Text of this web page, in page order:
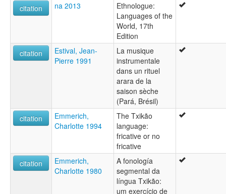
citation
na 2013
Ethnologue:
Languages of the
World, 17th
Edition
citation
Estival, Jean-
Pierre 1991
La musique
instrumentale
dans un rituel
arara de la
saison sèche
(Pará, Brésil)
citation
Emmerich,
Charlotte 1994
The Txikão
language:
fricative or no
fricative
citation
Emmerich,
Charlotte 1980
A fonología
segmental da
língua Txikão:
um exercício de